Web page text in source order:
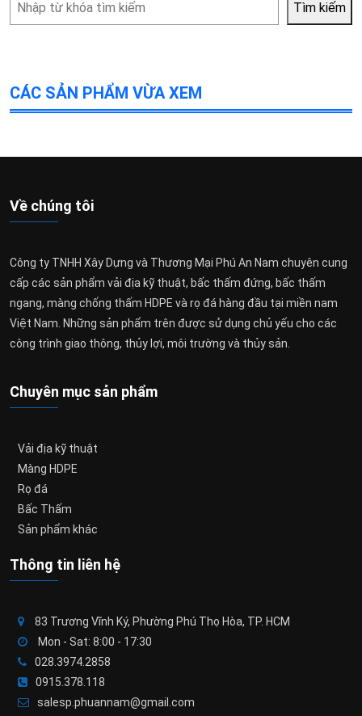
kiếm
Tìm kiếm
CÁC SẢN PHẨM VỪA XEM
Về chúng tôi
Công ty TNHH Xây Dựng và Thương Mại Phú An Nam chuyên cung
cấp các sản phẩm vải địa kỹ thuật, bấc thấm đứng, bấc thấm
ngang, màng chống thấm HDPE và rọ đá hàng đầu tại miền nam
Việt Nam. Những sản phẩm trên được sử dụng chủ yếu cho các
công trình giao thông, thủy lợi, môi trường và thủy sản.
Chuyên mục sản phẩm
Vải địa kỹ thuật
Màng HDPE
Rọ đá
Bấc Thấm
Sản phẩm khác
Thông tin liên hệ
83 Trương Vĩnh Ký, Phường Phú Thọ Hòa, TP. HCM
Mon - Sat: 8:00 - 17:30
028.3974.2858
0915.378.118
salesp.phuannam@gmail.com